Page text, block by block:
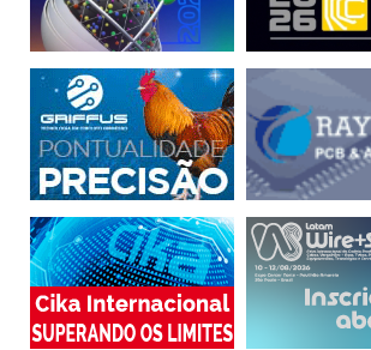
coeficiente de Gini
PUCRS RedODSAL